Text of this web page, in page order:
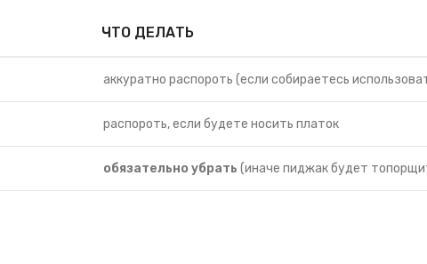
ЧТО ДЕЛАТЬ
аккуратно распороть (если собираетесь
распороть, если будете носить платок
обязательно убрать (иначе пиджак будет